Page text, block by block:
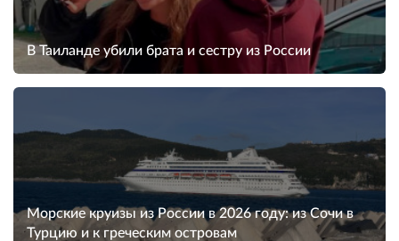
В Таиланде убили брата и сестру из России
Морские круизы из России в 2026 году: из Сочи в
Турцию и к греческим островам